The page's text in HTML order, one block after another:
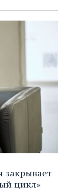
закрывает
цикл»